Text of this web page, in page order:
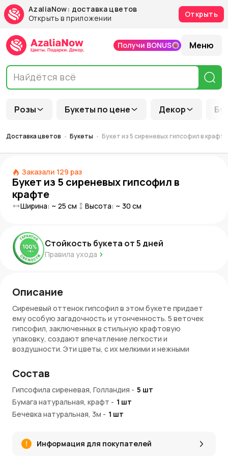
AzaliaNow: доставка цветов
Открыть в приложении
Открыть
Розы Букеты по цене Декор
Получи BONUS Меню
Доставка цветов Букеты Букет из 5 сиреневых гипсофил в крафте
Заказали 129 раз
Букет из 5 сиреневых гипсофил в
крафте
Ширина: ~ 25 см Высота: ~ 30 см
Стойкость букета от5 дней
Правила ухода
Описание
Сиреневый оттенок гипсофил в этом букете придает
ему особую загадочность и утонченность. 5 веточек
гипсофил, заключенных в стильную крафтовую
упаковку, создают впечатление легкости и
воздушности. Эти цветы, с их мелкими и нежными
безмятежность. Они подходят для тех, кто ценит
минимализм и природную красоту.
Символика сиреневой гипсофилы
Сиреневый цвет символизирует романтику,
утонченностью. Этот букет подойдет как для
Состав
Гипсофила сиреневая, Голландия - 5 шт
Бумага натуральная, крафт - 1 шт
Бечевка натуральная, 3м - 1 шт
Информация для покупателей